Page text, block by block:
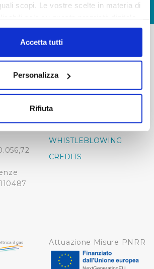
scopi. Le vostre scelte in materia di
le vostre scelte. È possibile
il proprio consenso in qualsiasi
sui cookie o facendo clic
vorremmo anche:
informazioni sulla tua posizione
il tuo dispositivo, scansionandolo
ricerca di caratteristiche specifiche
vengono elaborati i tuoi dati personali
nella
tecnici necessari per rendere
abilitandone funzionalità di base quali
pagine e l'accesso alle aree
Accetta tutti
Personalizza
Rifiuta
LAVORA CON NOI
-
FAQ
PRIVACY POLICY
NOTE LEGALI
COOKIE
WHISTLEBLOWING
CREDITS
Attuazione Misure PNRR